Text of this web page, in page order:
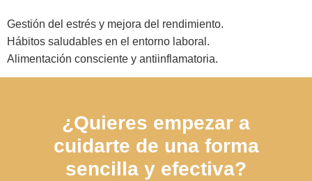
Gestión del estrés y mejora del rendimiento.
Hábitos saludables en el entorno laboral.
Alimentación consciente y antiinflamatoria.
¿Quieres empezar a
cuidarte de una forma
sencilla y efectiva?